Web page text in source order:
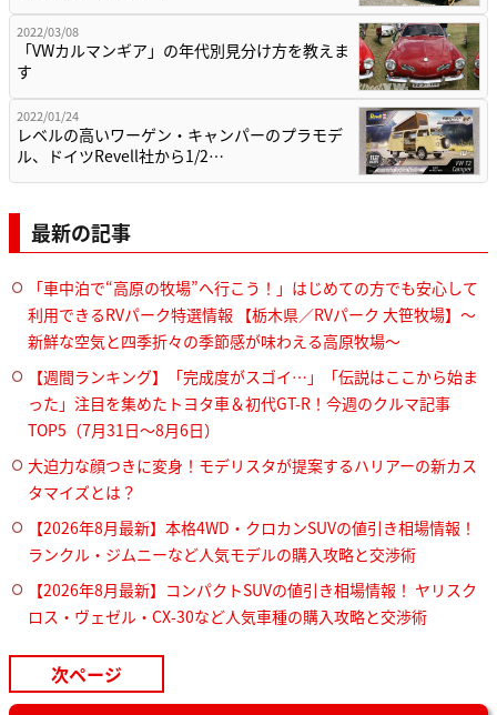
2022/03/08
「VWカルマンギア」の年代別見分け方を教えま
す
2022/01/24
レベルの高いワーゲン・キャンパーのプラモデ
ル、ドイツRevell社から1/2…
最新の記事
「車中泊で“高原の牧場”へ行こう！」はじめての方でも安心して
利用できるRVパーク特選情報 【栃木県／RVパーク 大笹牧場】～
新鮮な空気と四季折々の季節感が味わえる高原牧場～
【週間ランキング】「完成度がスゴイ…」「伝説はここから始ま
った」注目を集めたトヨタ車＆初代GT-R！今週のクルマ記事
TOP5（7月31日〜8月6日）
大迫力な顔つきに変身！モデリスタが提案するハリアーの新カス
タマイズとは？
【2026年8月最新】本格4WD・クロカンSUVの値引き相場情報！
ランクル・ジムニーなど人気モデルの購入攻略と交渉術
【2026年8月最新】コンパクトSUVの値引き相場情報！ ヤリスク
ロス・ヴェゼル・CX-30など人気車種の購入攻略と交渉術
次ページ